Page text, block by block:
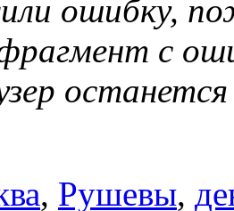
ошибку,
с
, Рушевы,